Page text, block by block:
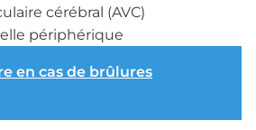
cérébral (AVC)
périphérique
en cas de brûlures